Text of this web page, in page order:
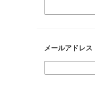
メールアドレス